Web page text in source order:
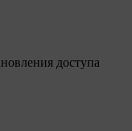
доступа